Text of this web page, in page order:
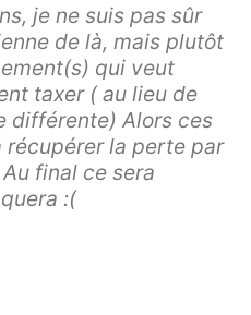
je ne suis pas sûr
de là, mais plutôt
qui veut
taxer ( au lieu de
différente) Alors ces
la perte par
final ce sera
:(